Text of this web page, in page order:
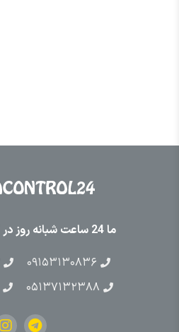
ما 24 ساعت شبانه روز در کنار شما هستیم
۰۹۱۵۳۱۳۰۸۳۶
۰۵۱۳۷۱۳۲۳۸۸